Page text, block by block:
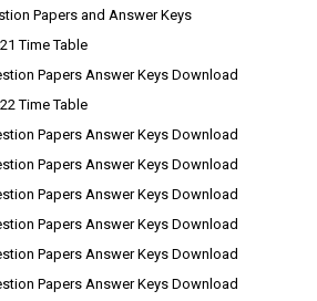
Papers and Answer Keys
Time Table
Papers Answer Keys Download
Time Table
Papers Answer Keys Download
Papers Answer Keys Download
Papers Answer Keys Download
Papers Answer Keys Download
Papers Answer Keys Download
Papers Answer Keys Download